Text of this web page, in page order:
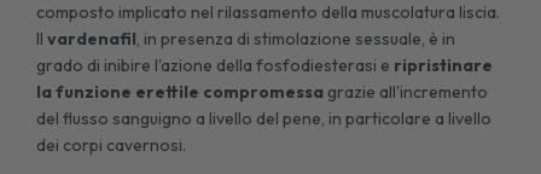
composto implicato nel rilassamento della muscolatura liscia.
Ilvardenafil, in presenza di stimolazione sessuale, è in
grado di inibire l'azione della fosfodiesterasi e ripristinare
la funzione erettile compromessa grazie all'incremento
del flusso sanguigno a livello del pene, in particolare a livello
dei corpi cavernosi.